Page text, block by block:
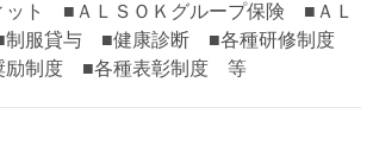
ット ■ＡＬＳＯＫグループ保険 ■ＡＬ
制服貸与 ■健康診断 ■各種研修制度
励制度 ■各種表彰制度 等